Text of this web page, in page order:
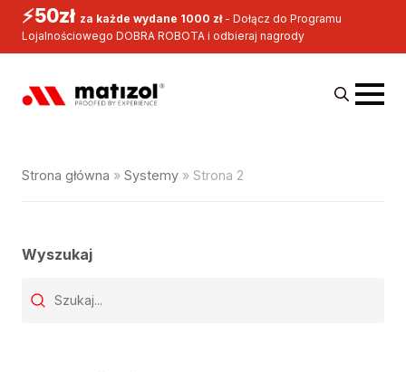
⚡50zł za każde wydane 1000 zł- Dołącz do Programu
Lojalnościowego DOBRA ROBOTA i odbieraj nagrody
Systemy
Strona główna » Systemy » Strona 2
Wyszukaj
Wyszukaj produkt
Search content